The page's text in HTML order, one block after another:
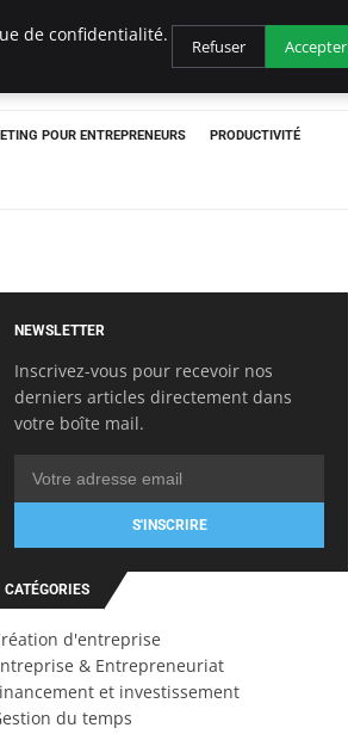
POUR ENTREPRENEURS PRODUCTIVITÉ
NEWSLETTER
Inscrivez-vous pour recevoir nos
derniers articles directement dans
votre boîte mail.
S'INSCRIRE
CATÉGORIES
d'entreprise
& Entrepreneuriat
et investissement
du temps
de confidentialité.
Refuser Accepter